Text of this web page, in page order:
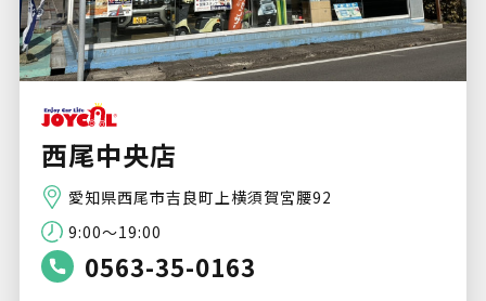
西尾中央店
愛知県西尾市吉良町上横須賀宮腰92
9:00～19:00
0563-35-0163